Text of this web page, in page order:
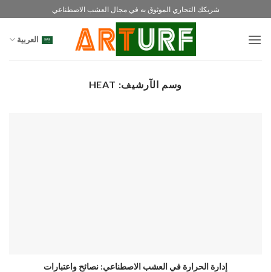
للمحتوى
شريكك التجاري الموثوق به في مجال العشب الاصطناعي
العربية
وسم الآرشيف: HEAT
إدارة الحرارة في العشب الاصطناعي: نصائح واعتبارات